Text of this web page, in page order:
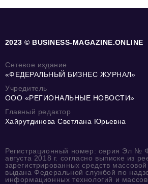
2023 © BUSINESS-MAGAZINE.ONLINE
Сетевое издание
«ФЕДЕРАЛЬНЫЙ БИЗНЕС ЖУРНАЛ»
Учредитель
ООО «РЕГИОНАЛЬНЫЕ НОВОСТИ»
Главный редактор
Хайрутдинова Светлана Юрьевна
Регистрационный номер: серия Эл №
августа 2018 г. согласно выписке из
зарегистрированных средств
выдана Федеральной службой по
информационных технологий и